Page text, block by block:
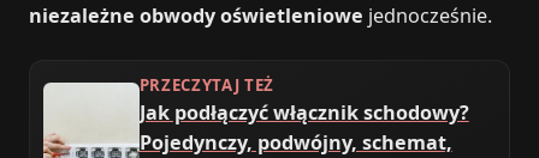
niezależne obwody oświetleniowe jednocześnie.
PRZECZYTAJ TEŻ
Jak podłączyć włącznik schodowy?
Pojedynczy, podwójny, schemat,